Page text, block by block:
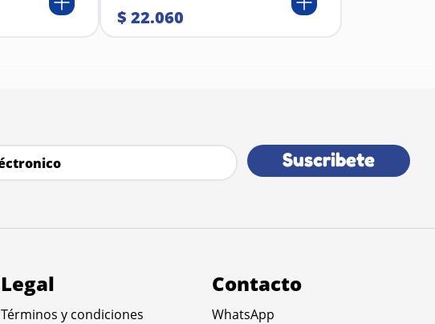
$ 22.060
Suscribete
Legal
Términos y condiciones
Contacto
WhatsApp